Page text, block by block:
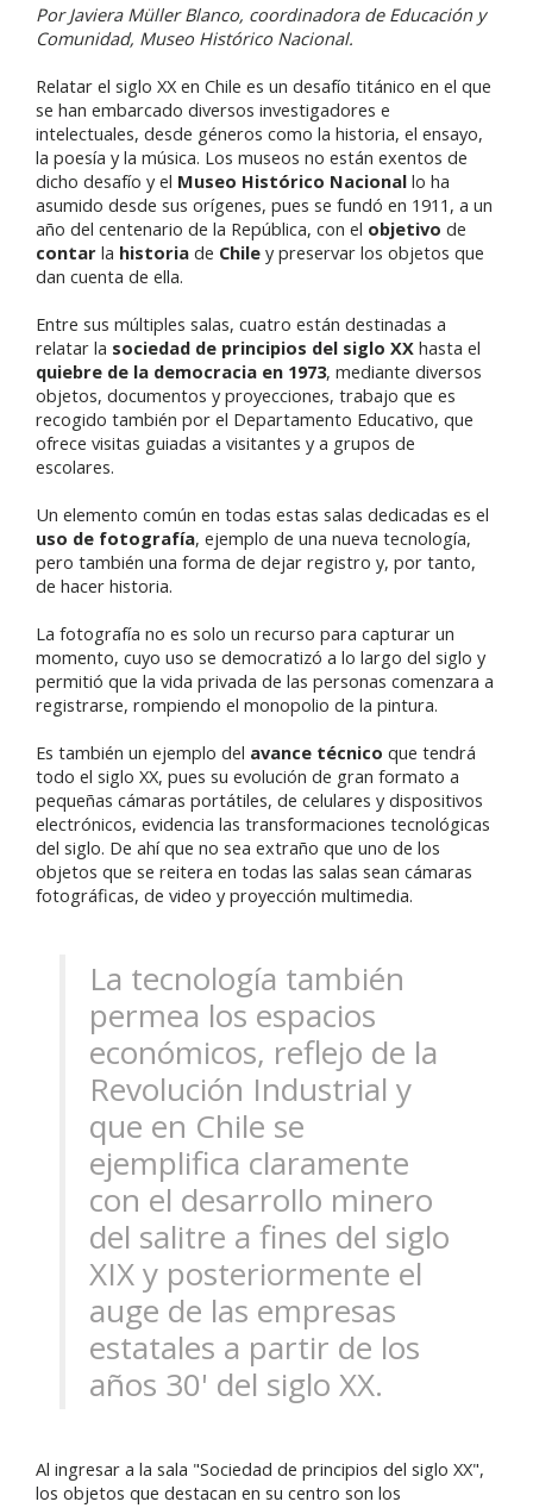
Por Javiera Müller Blanco, coordinadora de Educación y
Comunidad, Museo Histórico Nacional.
Relatar el siglo XX en Chile es un desafío titánico en el que
se han embarcado diversos investigadores e
intelectuales, desde géneros como la historia, el ensayo,
la poesía y la música. Los museos no están exentos de
dicho desafío y el Museo Histórico Nacional lo ha
asumido desde sus orígenes, pues se fundó en 1911, a un
año del centenario de la República, con el objetivo de
contar la historia de Chile y preservar los objetos que
dan cuenta de ella.
Entre sus múltiples salas, cuatro están destinadas a
relatar la sociedad de principios del siglo XX hasta el
quiebre de la democracia en 1973, mediante diversos
objetos, documentos y proyecciones, trabajo que es
recogido también por el Departamento Educativo, que
ofrece visitas guiadas a visitantes y a grupos de
escolares.
Un elemento común en todas estas salas dedicadas es el
uso de fotografía, ejemplo de una nueva tecnología,
pero también una forma de dejar registro y, por tanto,
de hacer historia.
La fotografía no es solo un recurso para capturar un
momento, cuyo uso se democratizó a lo largo del siglo y
permitió que la vida privada de las personas comenzara a
registrarse, rompiendo el monopolio de la pintura.
Es también un ejemplo del avance técnico que tendrá
todo el siglo XX, pues su evolución de gran formato a
pequeñas cámaras portátiles, de celulares y dispositivos
electrónicos, evidencia las transformaciones tecnológicas
del siglo. De ahí que no sea extraño que uno de los
objetos que se reitera en todas las salas sean cámaras
fotográficas, de video y proyección multimedia.
La tecnología también
permea los espacios
económicos, reflejo de la
Revolución Industrial y
que en Chile se
ejemplifica claramente
con el desarrollo minero
del salitre a fines del siglo
XIX y posteriormente el
auge de las empresas
estatales a partir de los
años 30' del siglo XX.
Al ingresar a la sala "Sociedad de principios del siglo XX",
los objetos que destacan en su centro son los